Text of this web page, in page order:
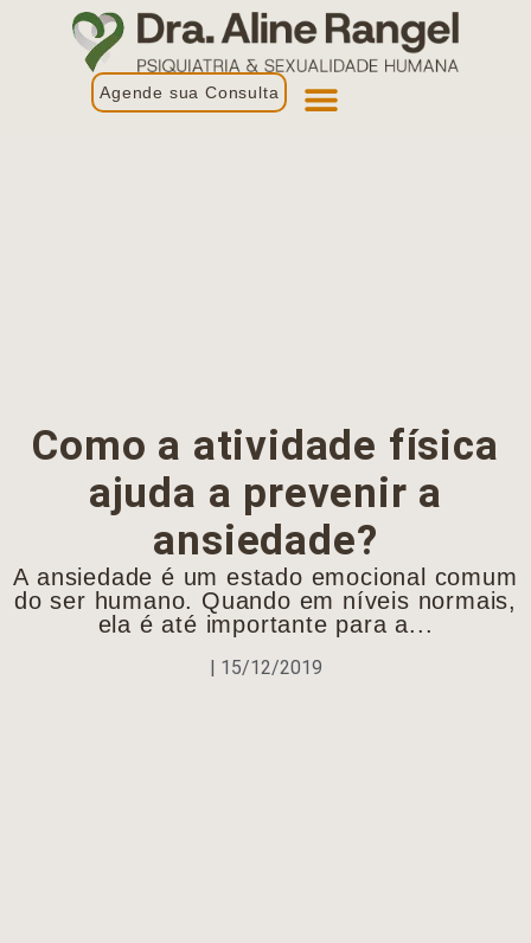
Agende sua Consulta
Como a atividade física
ajuda a prevenir a
ansiedade?
A ansiedade é um estado emocional comum
do ser humano. Quando em níveis normais,
ela é até importante para a...
| 15/12/2019